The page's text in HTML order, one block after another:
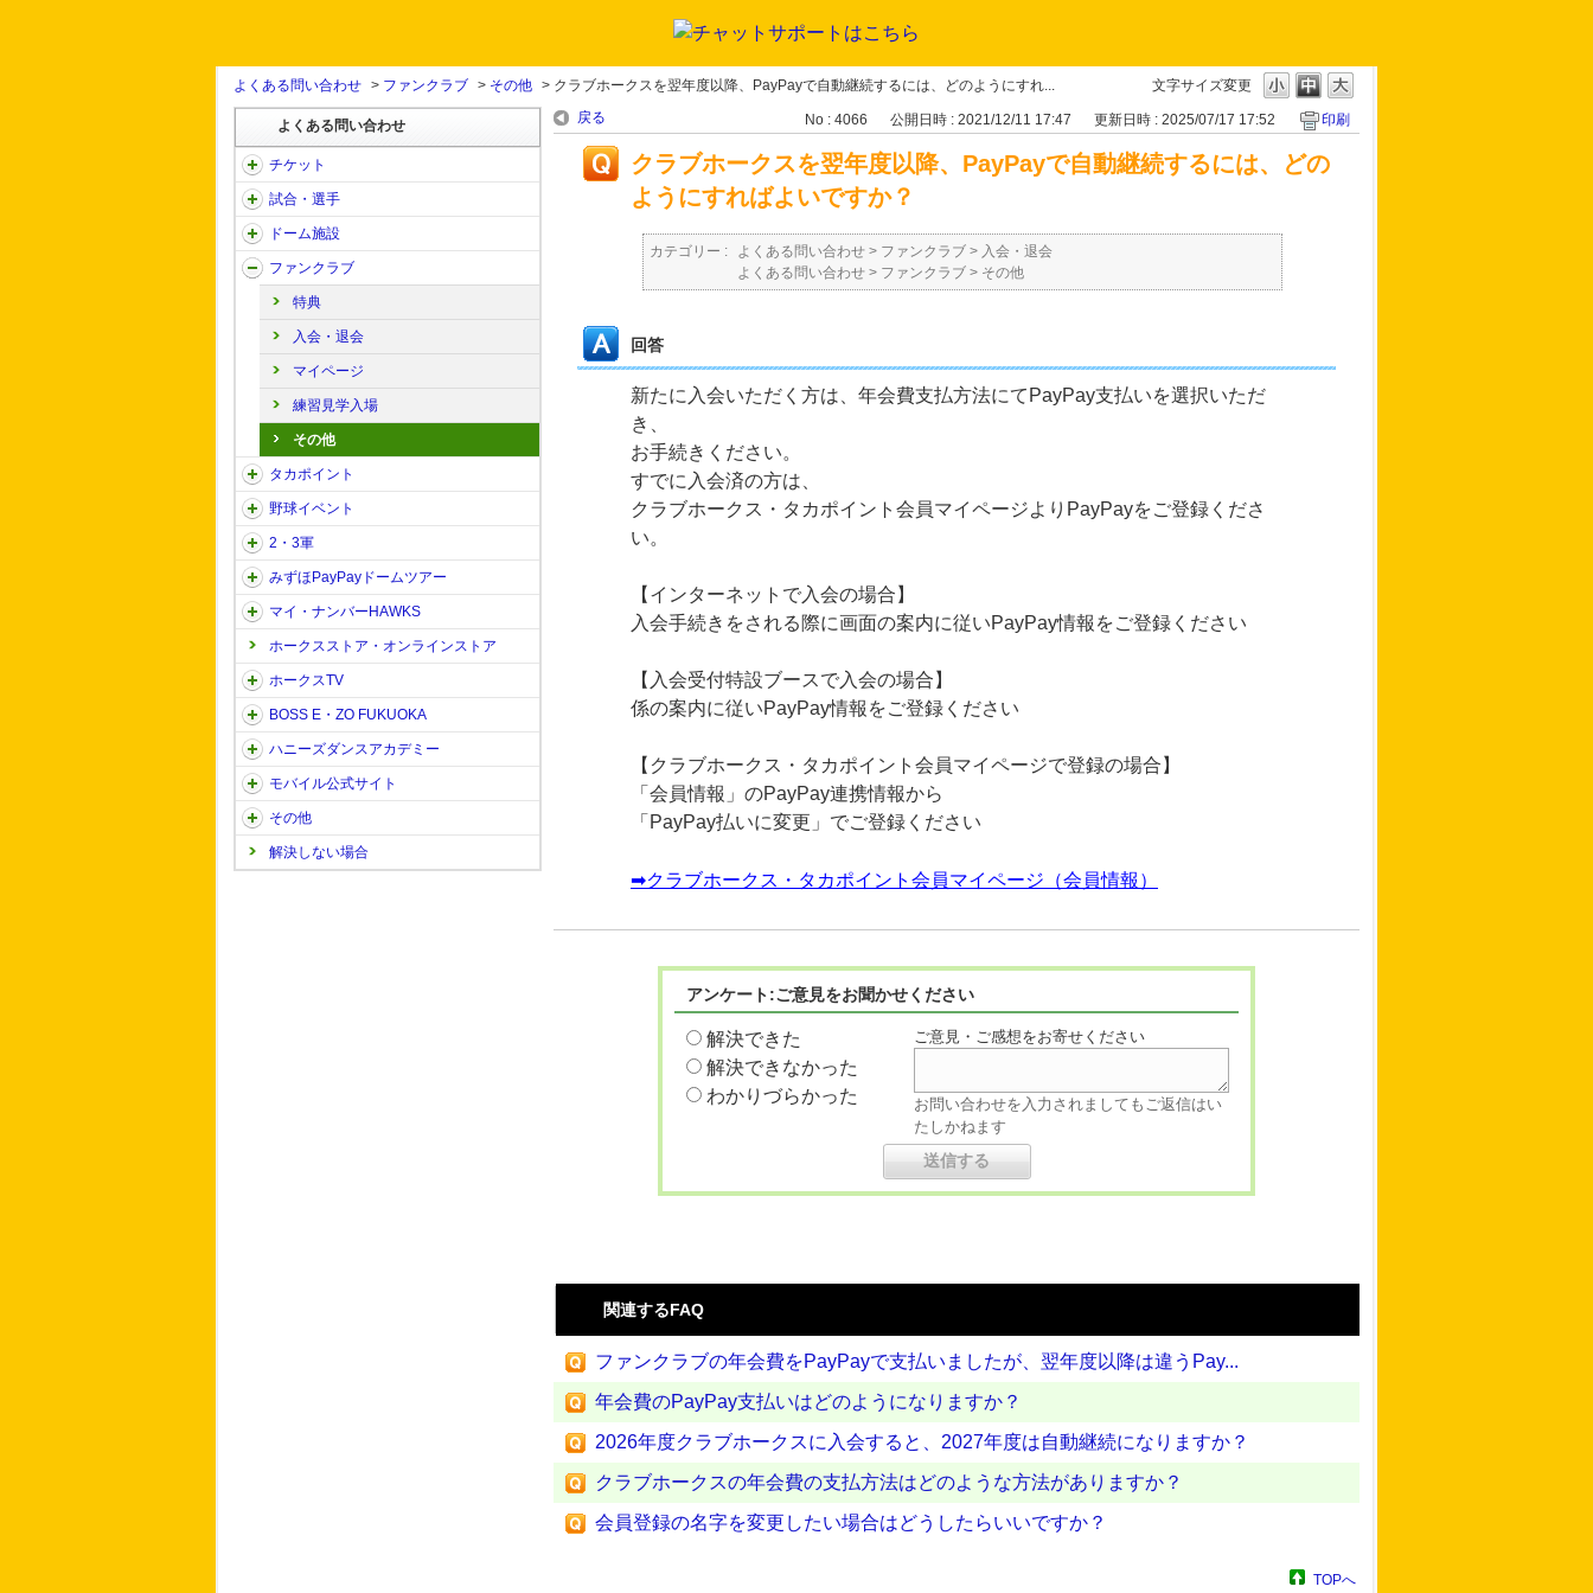
文字サイズ変更
よくある問い合わせ > ファンクラブ > その他 > クラブホークスを翌年度以降、PayPayで自動継続するには、どのようにすれ...
よくある問い合わせ
チケット
試合・選手
ドーム施設
ファンクラブ
特典
入会・退会
マイページ
練習見学入場
その他
タカポイント
野球イベント
2・3軍
みずほPayPayドームツアー
マイ・ナンバーHAWKS
ホークスストア・オンラインストア
ホークスTV
BOSS E・ZO FUKUOKA
ハニーズダンスアカデミー
モバイル公式サイト
その他
解決しない場合
戻る No : 4066 公開日時 : 2021/12/11 17:47 更新日時 : 2025/07/17 17:52 印刷
クラブホークスを翌年度以降、PayPayで自動継続するには、どの
ようにすればよいですか？
カテゴリー : よくある問い合わせ > ファンクラブ > 入会・退会
よくある問い合わせ > ファンクラブ > その他
回答
新たに入会いただく方は、年会費支払方法にてPayPay支払いを選択いただ
き、
お手続きください。
すでに入会済の方は、
クラブホークス・タカポイント会員マイページよりPayPayをご登録くださ
い。
【インターネットで入会の場合】
入会手続きをされる際に画面の案内に従いPayPay情報をご登録ください
【入会受付特設ブースで入会の場合】
係の案内に従いPayPay情報をご登録ください
【クラブホークス・タカポイント会員マイページで登録の場合】
「会員情報」のPayPay連携情報から
「PayPay払いに変更」でご登録ください
➡クラブホークス・タカポイント会員マイページ（会員情報）
アンケート:ご意見をお聞かせください
解決できた
解決できなかった
わかりづらかった
ご意見・ご感想をお寄せください
お問い合わせを入力されましてもご返信はい
たしかねます
関連するFAQ
ファンクラブの年会費をPayPayで支払いましたが、翌年度以降は違うPay...
年会費のPayPay支払いはどのようになりますか？
2026年度クラブホークスに入会すると、2027年度は自動継続になりますか？
クラブホークスの年会費の支払方法はどのような方法がありますか？
会員登録の名字を変更したい場合はどうしたらいいですか？
TOPへ